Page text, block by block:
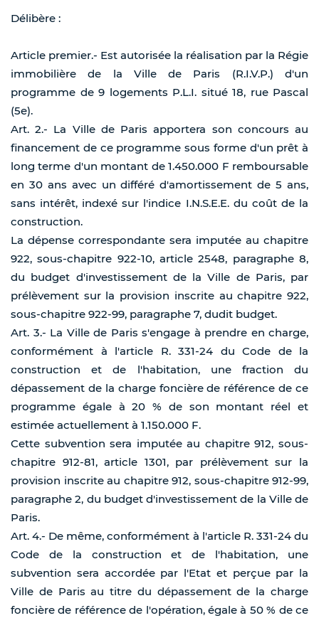
Délibère :
Article premier.- Est autorisée la réalisation par la Régie
immobilière de la Ville de Paris (R.I.V.P.) d'un
programme de 9 logements P.L.I. situé 18, rue Pascal
(5e).
Art. 2.- La Ville de Paris apportera son concours au
financement de ce programme sous forme d'un prêt à
long terme d'un montant de 1.450.000 F remboursable
en 30 ans avec un différé d'amortissement de 5 ans,
sans intérêt, indexé sur l'indice I.N.S.E.E. du coût de la
construction.
La dépense correspondante sera imputée au chapitre
922, sous-chapitre 922-10, article 2548, paragraphe 8,
du budget d'investissement de la Ville de Paris, par
prélèvement sur la provision inscrite au chapitre 922,
sous-chapitre 922-99, paragraphe 7, dudit budget.
Art. 3.- La Ville de Paris s'engage à prendre en charge,
conformément à l'article R. 331-24 du Code de la
construction et de l'habitation, une fraction du
dépassement de la charge foncière de référence de ce
programme égale à 20 % de son montant réel et
estimée actuellement à 1.150.000 F.
Cette subvention sera imputée au chapitre 912, sous-
chapitre 912-81, article 1301, par prélèvement sur la
provision inscrite au chapitre 912, sous-chapitre 912-99,
paragraphe 2, du budget d'investissement de la Ville de
Paris.
Art. 4.- De même, conformément à l'article R. 331-24 du
Code de la construction et de l'habitation, une
subvention sera accordée par l'Etat et perçue par la
Ville de Paris au titre du dépassement de la charge
foncière de référence de l'opération, égale à 50 % de ce